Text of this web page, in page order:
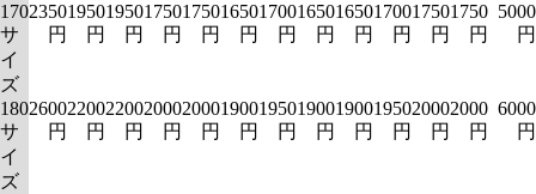
170
サ
イ
ズ
2350
円
1950
円
1950
円
1750
円
1750
円
1650
円
1700
円
1650
円
1650
円
1700
円
1750
円
1750
円
5000
円
180
サ
イ
ズ
2600
円
2200
円
2200
円
2000
円
2000
円
1900
円
1950
円
1900
円
1900
円
1950
円
2000
円
2000
円
6000
円